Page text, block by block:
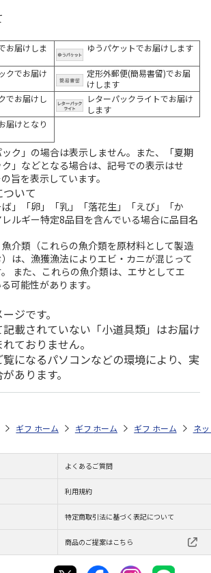
お届けしま
ゆうパケットでお届けします
クでお届け
定形外郵便(簡易書留)でお届
けします
でお届けし
レターパックライトでお届け
します
届けとなり
ク」の場合は表示しません。また、「夏期
」などとなる場合は、記号での表示はせ
旨を表示しています。
いて
」「卵」「乳」「落花生」「えび」「か
ルギー特定8品目を含んでいる場合に品目名
介類（これらの魚介類を原材料として製造
は、漁獲漁法によりエビ・カニが混じって
また、これらの魚介類は、エサとしてエ
可能性があります。
ジです。
載されていない「小道具類」はお届け
ておりません。
になるパソコンなどの環境により、実
あります。
内祝い・お返し 法要・香典返し 予算で探す
ギフト通販 お祝い・贈りもの 献花・お悔や
ホーム ギフト通販 お祝い・贈りもの
ホーム ギフト通販 商
ホーム ネ
よくあるご質問
利用規約
特定商取引法に基づく表記について
商品のご提案はこちら